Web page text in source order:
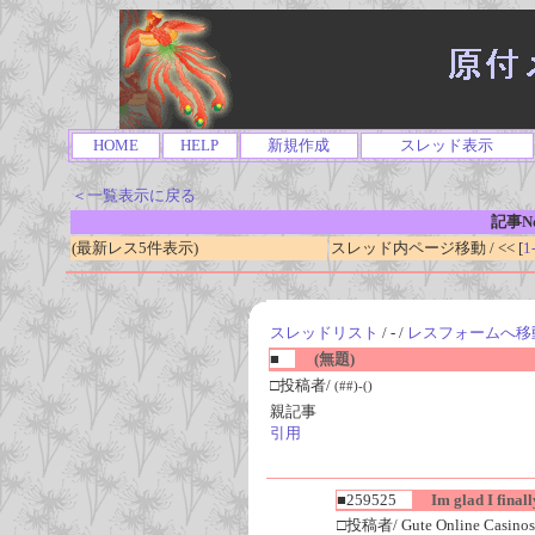
HOME HELP 新規作成 スレッド表示
＜一覧表示に戻る
記事
(最新レス5件表示)
スレッド内ページ移動 / << [
スレッドリスト / - / レスフォームへ移
■
(無題)
□投稿者/ (##)-()
親記事
引用
■259525
Im glad I
□投稿者/ Gute Online